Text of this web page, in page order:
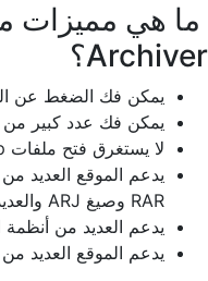
Archiver؟
يمكن فك الضغط عن
يمكن فك عدد كبير من
لا يستغرق فتح ملفات zip سوى وقت قليل.
RAR وصيغ ARJ والعديد من الصيغ الأخرى.
يدعم العديد من أنظمة
يدعم الموقع العديد